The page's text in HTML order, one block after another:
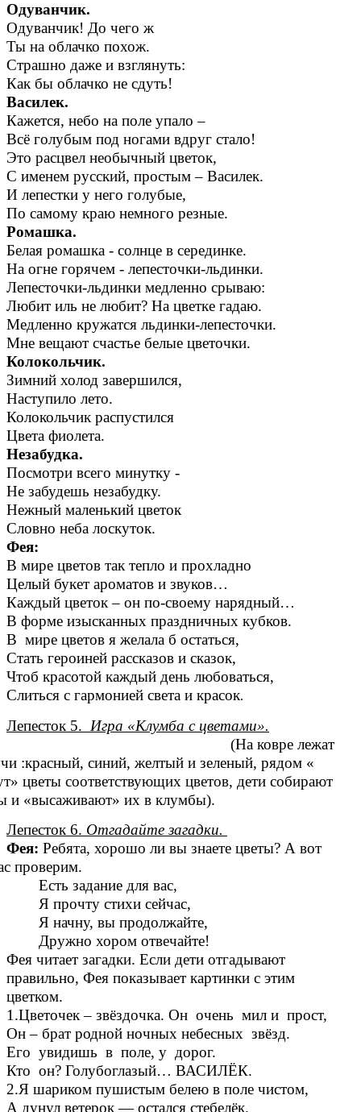
Одуванчик.
Одуванчик! До чего ж
Ты на облачко похож.
Страшно даже и взглянуть:
Как бы облачко не сдуть!
Василек.
Кажется, небо на поле упало –
Всё голубым под ногами вдруг стало!
Это расцвел необычный цветок,
С именем русский, простым – Василек.
И лепестки у него голубые,
По самому краю немного резные.
Ромашка.
Белая ромашка - солнце в серединке.
На огне горячем - лепесточки-льдинки.
Лепесточки-льдинки медленно срываю:
Любит иль не любит? На цветке гадаю.
Медленно кружатся льдинки-лепесточки.
Мне вещают счастье белые цветочки.
Колокольчик.
Зимний холод завершился,
Наступило лето.
Колокольчик распустился
Цвета фиолета.
Незабудка.
Посмотри всего минутку -
Не забудешь незабудку.
Нежный маленький цветок
Словно неба лоскуток.
Фея:
В мире цветов так тепло и прохладно
Целый букет ароматов и звуков…
Каждый цветок – он по-своему нарядный…
В форме изысканных праздничных кубков.
В мире цветов я желала б остаться,
Стать героиней рассказов и сказок,
Чтоб красотой каждый день любоваться,
Слиться с гармонией света и красок.
Лепесток 5. Игра «Клумба с цветами».
(На ковре лежат
:красный, синий, желтый и зеленый, рядом «
цветы соответствующих цветов, дети собирают
и «высаживают» их в клумбы).
Лепесток 6. Отгадайте загадки.
Фея: Ребята, хорошо ли вы знаете цветы? А вот
проверим.
Есть задание для вас,
Я прочту стихи сейчас,
Я начну, вы продолжайте,
Дружно хором отвечайте!
Фея читает загадки. Если дети отгадывают
правильно, Фея показывает картинки с этим
цветком.
1.Цветочек – звёздочка. Он очень мил и прост,
Он – брат родной ночных небесных звёзд.
Его увидишь в поле, у дорог.
Кто он? Голубоглазый… ВАСИЛЁК.
2.Я шариком пушистым белею в поле чистом,
А дунул ветерок — остался стебелёк.